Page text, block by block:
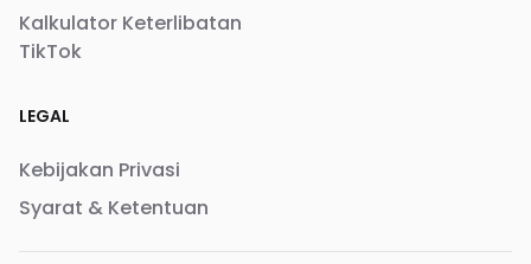
Kalkulator Keterlibatan
TikTok
LEGAL
Kebijakan Privasi
Syarat & Ketentuan